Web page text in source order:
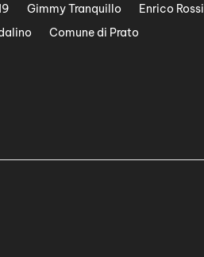
Gimmy Tranquillo
Enrico Rossi
Comune di Prato